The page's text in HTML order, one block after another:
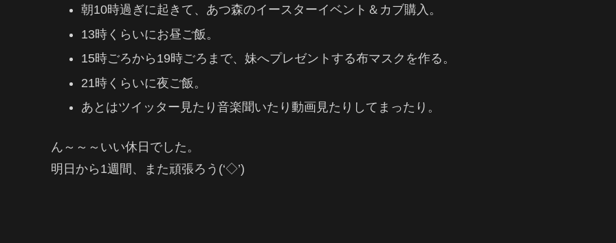
朝10時過ぎに起きて、あつ森のイースターイベント＆カブ購入。
13時くらいにお昼ご飯。
15時ごろから19時ごろまで、妹へプレゼントする布マスクを作る。
21時くらいに夜ご飯。
あとはツイッター見たり音楽聞いたり動画見たりしてまったり。
ん～～～いい休日でした。
明日から1週間、また頑張ろう(‘◇’)ゞ